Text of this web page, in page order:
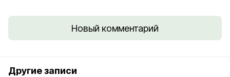
Новый комментарий
Другие записи